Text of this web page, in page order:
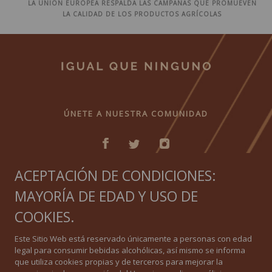
LA UNIÓN EUROPEA RESPALDA LAS CAMPAÑAS QUE PROMUEVEN
LA CALIDAD DE LOS PRODUCTOS AGRÍCOLAS
ÚNETE A NUESTRA COMUNIDAD
IGUAL QUE NINGUNO
Política de Cookies
ACEPTACIÓN DE CONDICIONES:
MAYORÍA DE EDAD Y USO DE
COOKIES.
Este Sitio Web está reservado únicamente a personas con edad
legal para consumir bebidas alcohólicas, así mismo se informa
que utiliza cookies propias y de terceros para mejorar la